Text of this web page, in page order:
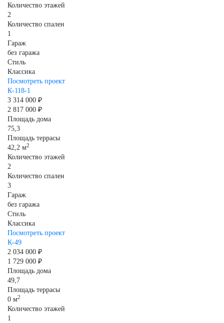
Количество этажей
2
Количество спален
1
Гараж
без гаража
Стиль
Классика
Посмотреть проект
К-118-1
3 314 000 ₽
2 817 000 ₽
Площадь дома
75,3
Площадь террасы
42,2 м2
Количество этажей
2
Количество спален
3
Гараж
без гаража
Стиль
Классика
Посмотреть проект
К-49
2 034 000 ₽
1 729 000 ₽
Площадь дома
49,7
Площадь террасы
0 м2
Количество этажей
1